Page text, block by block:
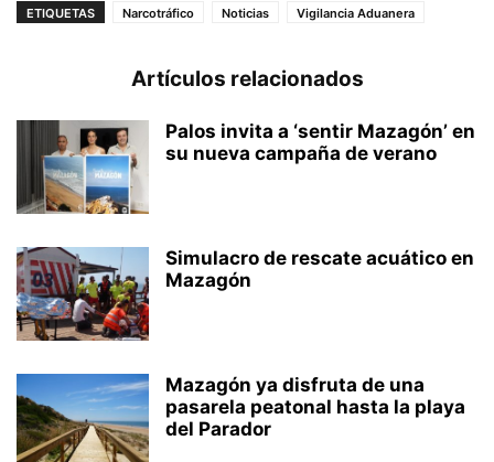
ETIQUETAS Narcotráfico Noticias Vigilancia Aduanera
Artículos relacionados
Palos invita a ‘sentir Mazagón’ en
su nueva campaña de verano
Simulacro de rescate acuático en
Mazagón
Mazagón ya disfruta de una
pasarela peatonal hasta la playa
del Parador